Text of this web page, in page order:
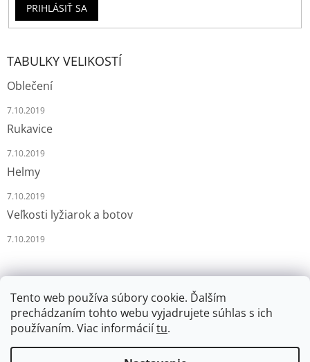
Tento web používa súbory cookie. Ďalším
prechádzaním tohto webu vyjadrujete súhlas s ich
používaním. Viac informáciítu.
PRIHLÁSIŤ SA
TABULKY VELIKOSTÍ
Oblečení
7.10.2019
Rukavice
7.10.2019
Helmy
7.10.2019
Veľkosti lyžiarok a botov
7.10.2019